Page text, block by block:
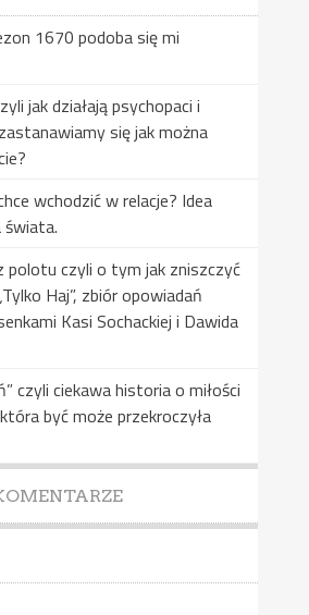
1670 podoba się mi
jak działają psychopaci i
się jak można
wchodzić w relacje? Idea
świata.
polotu czyli o tym jak zniszczyć
Haj”, zbiór opowiadań
Kasi Sochackiej i Dawida
czyli ciekawa historia o miłości
być może przekroczyła